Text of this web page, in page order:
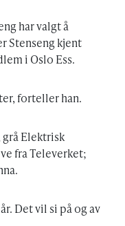
har valgt å
Stenseng kjent
i Oslo Ess.
forteller han.
Elektrisk
fra Televerket;
Det vil si på og av